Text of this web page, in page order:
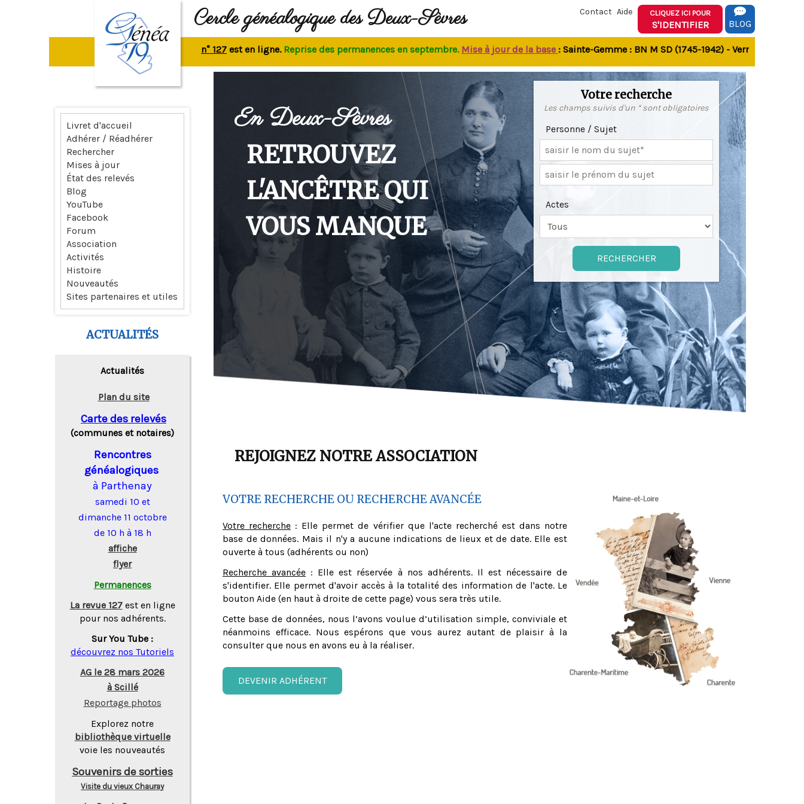
Cercle généalogique des Deux-Sèvres Contact Aide CLIQUEZ ICI POUR
S'IDENTIFIER BLOG
La revue n° 127est en ligne.Reprise des permanences en septembre.Mise à jour de la base: Sainte-Gemme : BN M SD (1745-1942) - Verrines-sous-
En Deux-Sèvres
RETROUVEZ
L'ANCÊTRE QUI
VOUS MANQUE
Votre recherche
Les champs suivis d'un * sont obligatoires
Personne / Sujet
Actes
REJOIGNEZ NOTRE ASSOCIATION
VOTRE RECHERCHE OU RECHERCHE AVANCÉE
Votre recherche : Elle permet de vérifier que l'acte recherché est dans notre
base de données. Mais il n'y a aucune indications de lieux et de date. Elle est
ouverte à tous (adhérents ou non)
Recherche avancée : Elle est réservée à nos adhérents. Il est nécessaire de
s'identifier. Elle permet d'avoir accès à la totalité des information de l'acte. Le
bouton Aide (en haut à droite de cette page) vous sera très utile.
Cette base de données, nous l’avons voulue d’utilisation simple, conviviale et
néanmoins efficace. Nous espérons que vous aurez autant de plaisir à la
consulter que nous en avons eu à la réaliser.
DEVENIR ADHÉRENT
Livret d'accueil
Adhérer / Réadhérer
Rechercher
Mises à jour
État des relevés
Blog
YouTube
Facebook
Forum
Association
Activités
Histoire
Nouveautés
Sites partenaires et utiles
ACTUALITÉS
Actualités
Plan du site
Carte des relevés
(communes et notaires)
Rencontres
généalogiques
à Parthenay
samedi 10 et
dimanche 11 octobre
de 10 h à 18 h
affiche
flyer
Permanences
La revue 127 est en ligne
pour nos adhérents.
Sur You Tube :
découvrez nos Tutoriels
AG le 28 mars 2026
à Scillé
Reportage photos
Explorez notre
bibliothèque virtuelle
voie les nouveautés
Souvenirs de sorties
Visite du vieux Chauray